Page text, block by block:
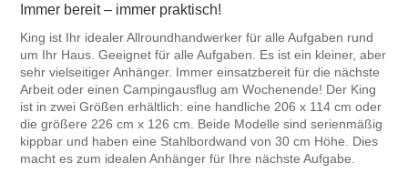
Immer bereit – immer praktisch!
King ist Ihr idealer Allroundhandwerker für alle Aufgaben rund
um Ihr Haus. Geeignet für alle Aufgaben. Es ist ein kleiner, aber
sehr vielseitiger Anhänger. Immer einsatzbereit für die nächste
Arbeit oder einen Campingausflug am Wochenende! Der King
ist in zwei Größen erhältlich: eine handliche 206 x 114 cm oder
die größere 226 cm x 126 cm. Beide Modelle sind serienmäßig
kippbar und haben eine Stahlbordwand von 30 cm Höhe. Dies
macht es zum idealen Anhänger für Ihre nächste Aufgabe.